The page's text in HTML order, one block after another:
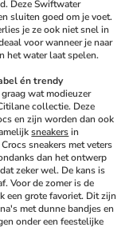
Deze Swiftwater
sluiten goed om je voet.
je ze ook niet snel in
voor wanneer je naar
het water laat spelen.
én trendy
wat modieuzer
collectie. Deze
en zijn worden dan ook
sneakers in
sneakers met veters
dan het ontwerp
zeker wel. De kans is
Voor de zomer is de
een grote favoriet. Dit zijn
met dunne bandjes en